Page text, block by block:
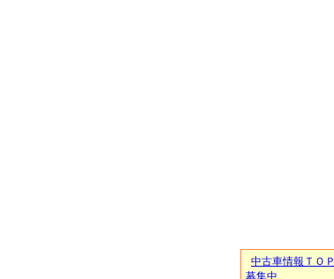
中古車情報ＴＯＰ
募集中